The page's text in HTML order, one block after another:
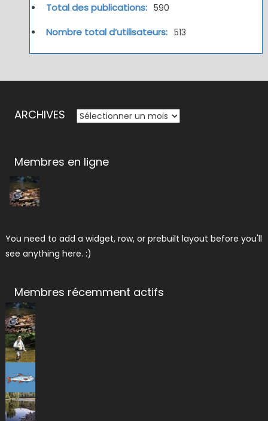
Total des publications: 590
Nombre total d’utilisateurs: 513
ARCHIVES ARCHIVES
Membres en ligne
You need to add a widget, row, or prebuilt layout before you'll
see anything here. :)
Membres récemment actifs